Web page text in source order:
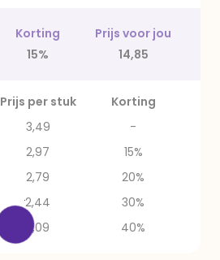
Korting
Prijs voor jou
15% 14,85
Prijs per stuk
Korting
3,49
-
2,97
15%
2,79
20%
2,44
30%
2,09 40%